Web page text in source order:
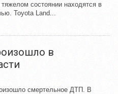
состоянии находятся в
Toyota Land...
в
смертельное ДТП. В